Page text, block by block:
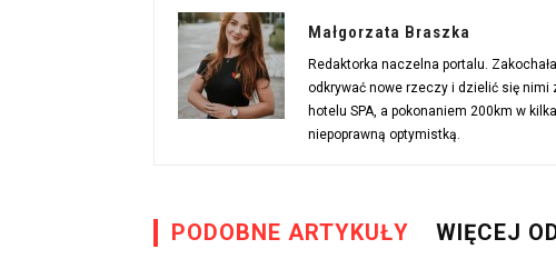
Małgorzata Braszka
Redaktorka naczelna portalu.
odkrywać nowe rzeczy i dzielić się nimi
hotelu SPA, a pokonaniem 200km w
niepoprawną optymistką.
PODOBNE ARTYKUŁY WIĘCEJ